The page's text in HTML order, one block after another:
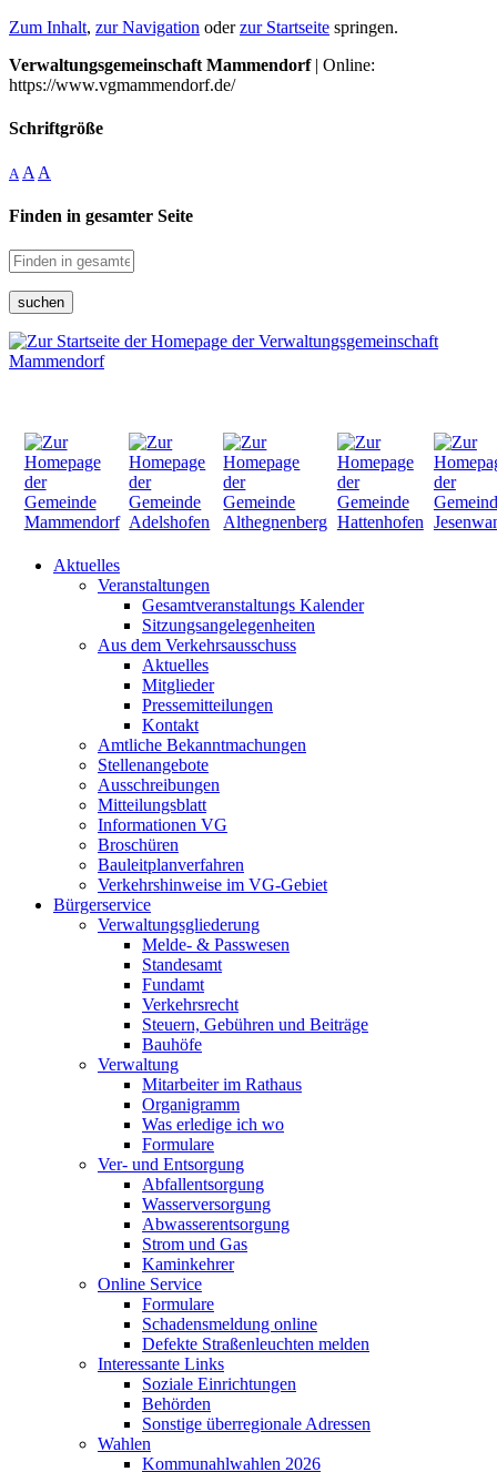
Zum Inhalt, zur Navigation oderzur Startseite springen.
Verwaltungsgemeinschaft Mammendorf| Online:
https://www.vgmammendorf.de/
Schriftgröße
A A A
Finden in gesamter Seite
suchen
Aktuelles
Veranstaltungen
Gesamtveranstaltungs Kalender
Sitzungsangelegenheiten
Aus dem Verkehrsausschuss
Aktuelles
Mitglieder
Pressemitteilungen
Kontakt
Amtliche Bekanntmachungen
Stellenangebote
Ausschreibungen
Mitteilungsblatt
Informationen VG
Broschüren
Bauleitplanverfahren
Verkehrshinweise im VG-Gebiet
Bürgerservice
Verwaltungsgliederung
Melde- & Passwesen
Standesamt
Fundamt
Verkehrsrecht
Steuern, Gebühren und Beiträge
Bauhöfe
Verwaltung
Mitarbeiter im Rathaus
Organigramm
Was erledige ich wo
Formulare
Ver- und Entsorgung
Abfallentsorgung
Wasserversorgung
Abwasserentsorgung
Strom und Gas
Kaminkehrer
Online Service
Formulare
Schadensmeldung online
Defekte Straßenleuchten melden
Interessante Links
Soziale Einrichtungen
Behörden
Sonstige überregionale Adressen
Wahlen
Kommunahlwahlen 2026